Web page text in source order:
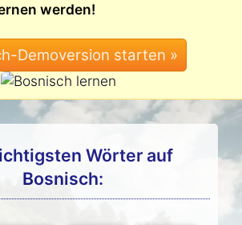
werden!
Wörter auf
Bosnisch: